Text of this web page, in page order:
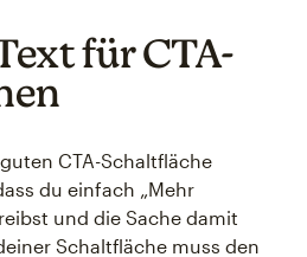
für CTA-
CTA-Schaltfläche
du einfach „Mehr
und die Sache damit
Schaltfläche muss den